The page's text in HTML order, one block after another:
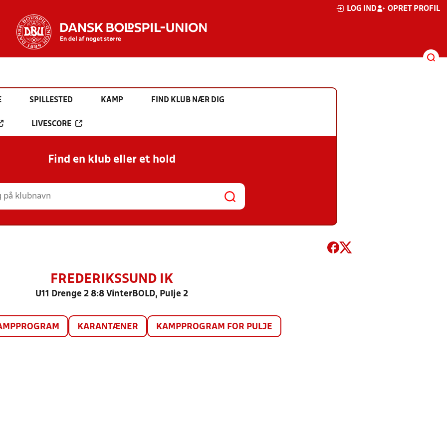
LOG IND OPRET PROFIL
SPILLESTED KAMP FIND KLUB NÆR DIG
LIVESCORE
Find en klub eller et hold
FREDERIKSSUND IK
U11 Drenge 2 8:8 VinterBOLD, Pulje 2
KARANTÆNER KAMPPROGRAM FOR PULJE